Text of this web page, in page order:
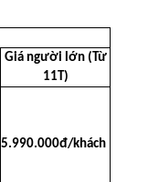
Giá người lớn (Từ
11T)
5.990.000đ/khách